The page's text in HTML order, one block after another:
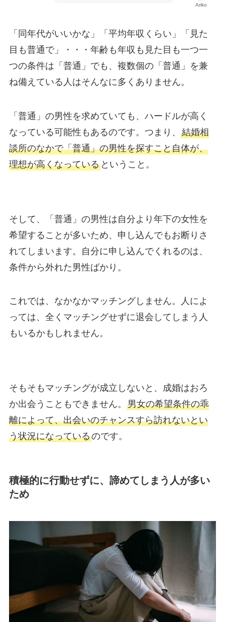
Ariko
「同年代がいいかな」「平均年収くらい」「見た
目も普通で」・・・年齢も年収も見た目も一つ一
つの条件は「普通」でも、複数個の「普通」を兼
ね備えている人はそんなに多くありません。
「普通」の男性を求めていても、ハードルが高く
なっている可能性もあるのです。つまり、 結婚相
談所のなかで「普通」の男性を探すこと自体が、
理想が高くなっているということ。
そして、「普通」の男性は自分より年下の女性を
希望することが多いため、申し込んでもお断りさ
れてしまいます。自分に申し込んでくれるのは、
条件から外れた男性ばかり。
これでは、なかなかマッチングしません。人によ
っては、全くマッチングせずに退会してしまう人
もいるかもしれません。
そもそもマッチングが成立しないと、成婚はおろ
か出会うこともできません。 男女の希望条件の乖
離によって、出会いのチャンスすら訪れないとい
う状況になっているのです。
積極的に行動せずに、諦めてしまう人が多い
ため